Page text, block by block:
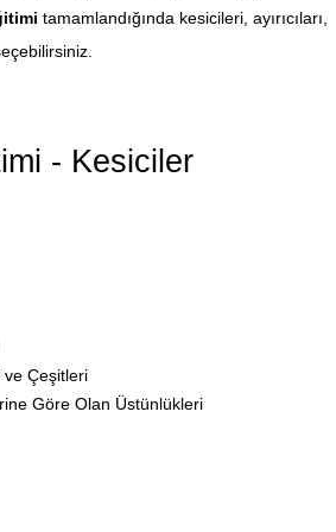
tamamlandığında kesicileri, ayırıcıları,
- Kesiciler
Çeşitleri
Göre Olan Üstünlükleri